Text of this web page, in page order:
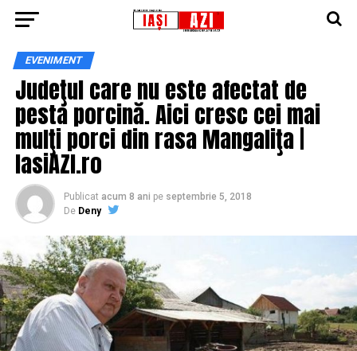
EVENIMENT
Judeţul care nu este afectat de
pesta porcină. Aici cresc cei mai
mulţi porci din rasa Mangaliţa |
IasiAZI.ro
Publicat acum 8 ani pe septembrie 5, 2018
De Deny